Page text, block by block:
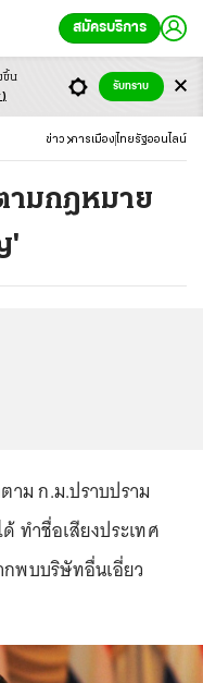
สมัครบริการ
ข่าว การเมือง ไทยรัฐออนไลน์
ามกฎหมาย
'
าม ก.ม.ปราบปราม
ทำชื่อเสียงประเทศ
กพบบริษัทอื่นเอี่ยว
ขึ้น
รับทราบ